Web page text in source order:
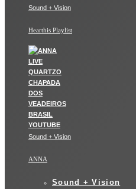
Sound + Vision
Hearthis Playlist
Sound + Vision
ANNA
Sound + Vision